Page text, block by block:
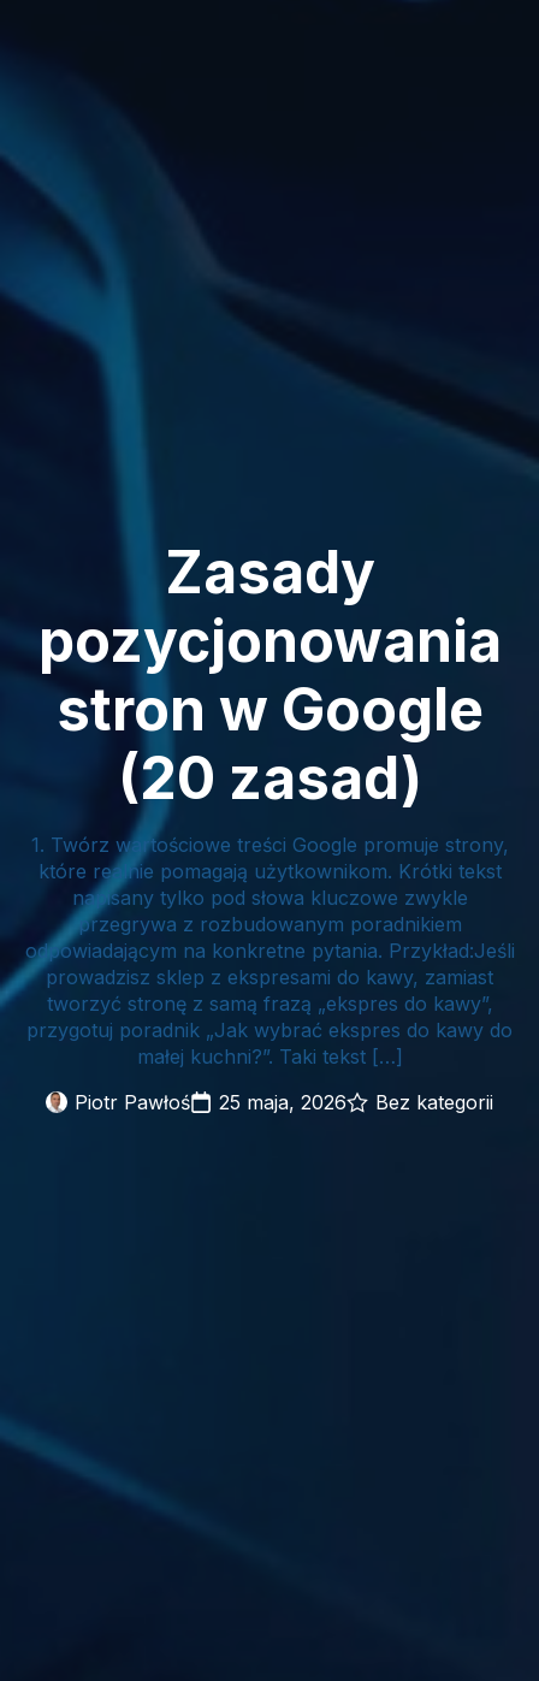
Zasady
pozycjonowania
stron w Google
(20 zasad)
1. Twórz wartościowe treści Google promuje strony,
które realnie pomagają użytkownikom. Krótki tekst
napisany tylko pod słowa kluczowe zwykle
przegrywa z rozbudowanym poradnikiem
odpowiadającym na konkretne pytania. Przykład:Jeśli
prowadzisz sklep z ekspresami do kawy, zamiast
tworzyć stronę z samą frazą „ekspres do kawy”,
przygotuj poradnik „Jak wybrać ekspres do kawy do
małej kuchni?”. Taki tekst […]
Piotr Pawłoś
25 maja, 2026 Bez kategorii